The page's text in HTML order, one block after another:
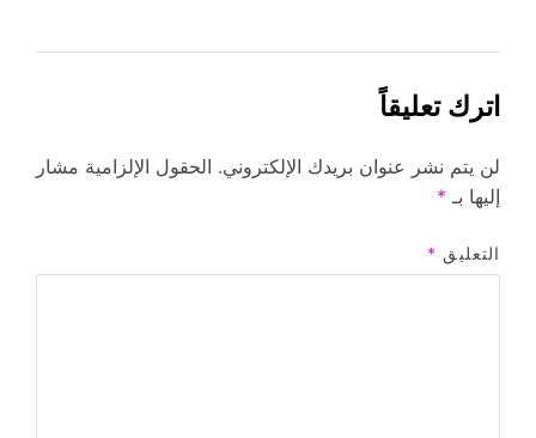
اترك تعليقاً
لن يتم نشر عنوان بريدك الإلكتروني. الحقول الإلزامية مشار
إليها بـ *
التعليق *